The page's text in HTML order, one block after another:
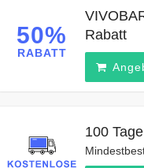
50%
RABATT
Rabatt
100